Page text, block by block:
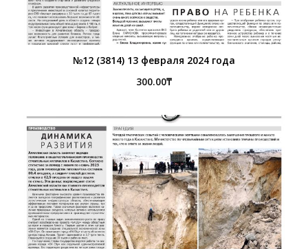
№12 (3814) 13 февраля 2024 года
300.00₸